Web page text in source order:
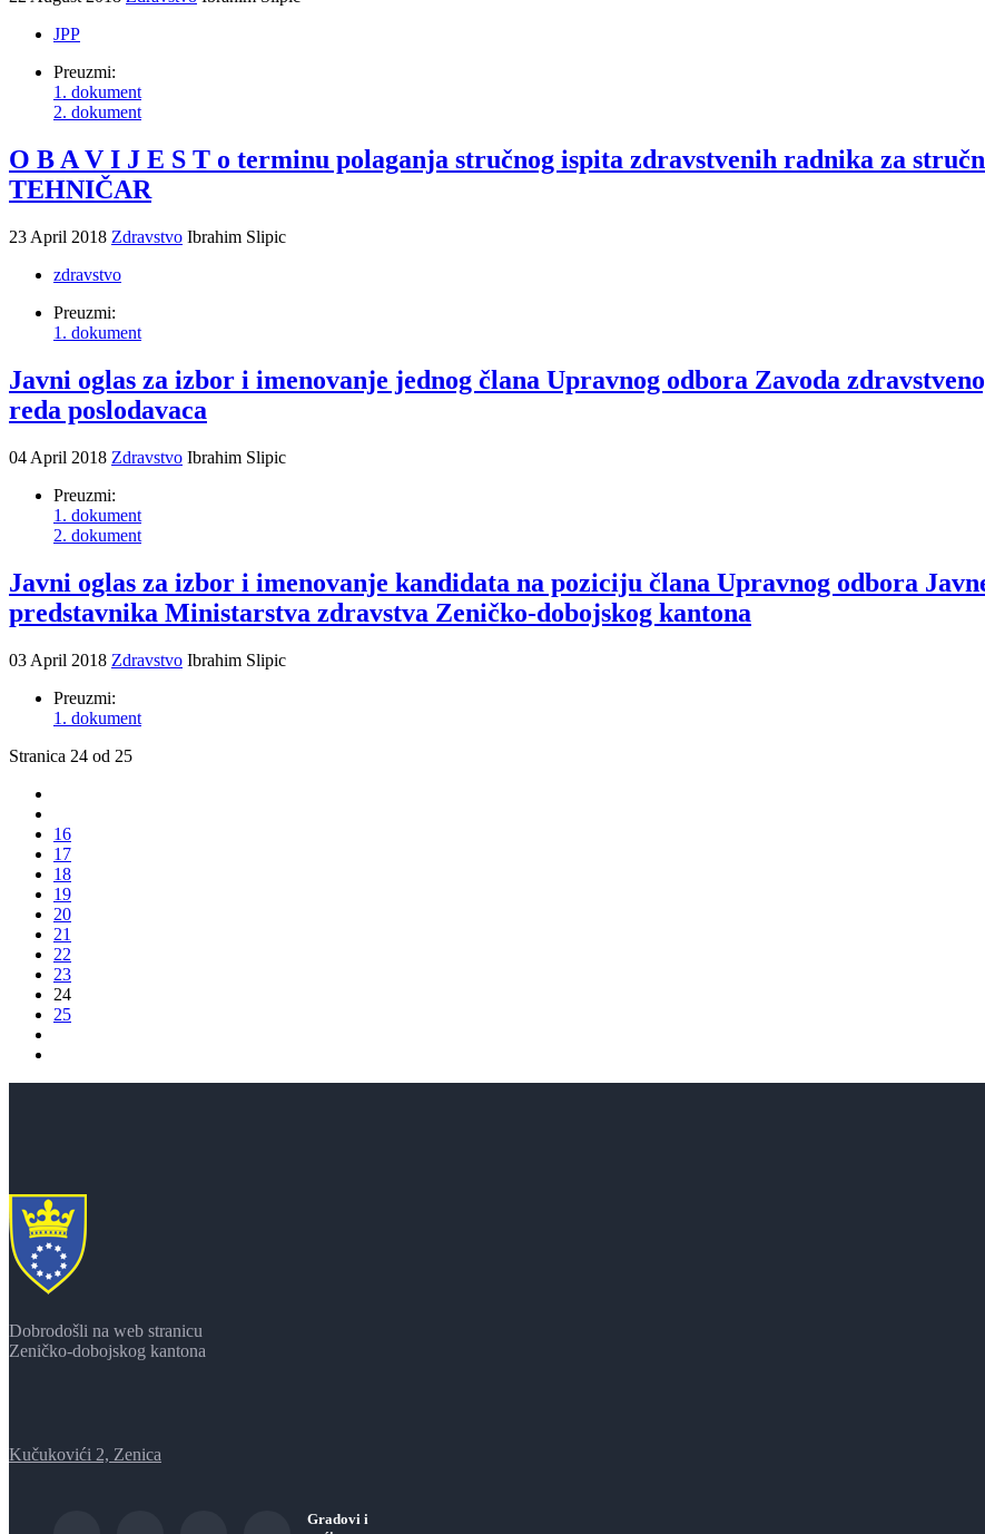
JPP
Preuzmi:
1. dokument
2. dokument
O B A V I J E S T o terminu polaganja stručnog ispita zdravstvenih radnika za
TEHNIČAR
23 April 2018 Zdravstvo Ibrahim Slipic
zdravstvo
Preuzmi:
1. dokument
Javni oglas za izbor i imenovanje jednog člana Upravnog odbora Zavoda
reda poslodavaca
04 April 2018 Zdravstvo Ibrahim Slipic
Preuzmi:
1. dokument
2. dokument
Javni oglas za izbor i imenovanje kandidata na poziciju člana Upravnog odbora
predstavnika Ministarstva zdravstva Zeničko-dobojskog kantona
03 April 2018 Zdravstvo Ibrahim Slipic
Preuzmi:
1. dokument
Stranica 24 od 25
16
17
18
19
20
21
22
23
24
25
Dobrodošli na web stranicu
Zeničko-dobojskog kantona
Kučukovići 2, Zenica
Gradovi i